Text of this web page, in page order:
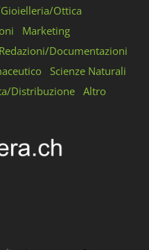
Ottica
Marketing
Redazioni/Documentazioni
Scienze Naturali
Distribuzione Altro